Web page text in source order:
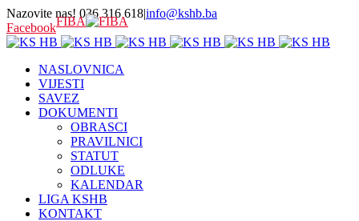
Nazovite nas! 036 316 618|info@kshb.ba
FacebookFIBA
NASLOVNICA
VIJESTI
SAVEZ
DOKUMENTI
OBRASCI
PRAVILNICI
STATUT
ODLUKE
KALENDAR
LIGA KSHB
KONTAKT